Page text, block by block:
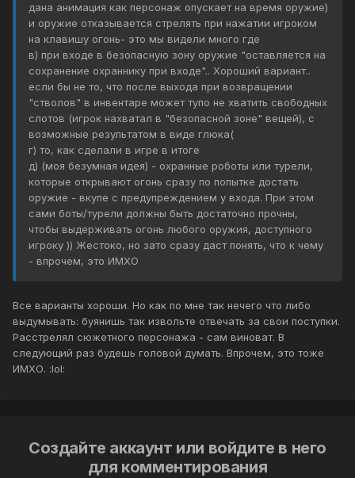
дана анимация как персонаж опускает на время оружие)
и оружие отказывается стрелять при нажатии игроком
на клавишу огонь- это мы видели много где
в) при входе в безопасную зону оружие "оставляется на
сохранение охраннику при входе".. Хороший вариант..
если бы не то, что после выхода при возвращении
"стволов" в инвентаре может тупо не хватить свободных
слотов (игрок нахватал в "безопасной зоне" вещей), с
возможные результатом в виде глюка(
г) то, как сделали в игре в итоге
д) (моя безумная идея) - охранные роботы или турели,
которые открывают огонь сразу по попытке достать
оружие - вкупе с предупреждением у входа. При этом
сами боты/турели должны быть достаточно прочны,
чтобы выдерживать огонь любого оружия, доступного
игроку )) Жестоко, но зато сразу даст понять, что к чему
- впрочем, это ИМХО
Все варианты хороши. Но как по мне так нечего что либо
выдумывать: буянишь так извольте отвечать за свои поступки.
Расстрелял сюжетного персонажа - сам виноват. В
следующий раз будешь головой думать. Впрочем, это тоже
ИМХО. :lol:
Создайте аккаунт или войдите в него
для комментирования